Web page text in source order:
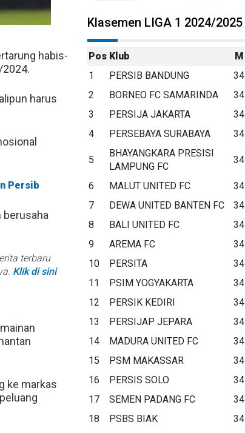
habis-
2024.
harus
Persib
berusaha
terbaru
Klik di sini
ke markas
Klasemen LIGA 1 2024/2025
Pos Klub M
1
PERSIB BANDUNG 34
2
BORNEO FC SAMARINDA 34
3
PERSIJA JAKARTA 34
4
PERSEBAYA SURABAYA 34
5
BHAYANGKARA PRESISI
LAMPUNG FC
34
6 MALUT UNITED FC 34
7
DEWA UNITED BANTEN FC 34
8
BALI UNITED FC 34
9
AREMA FC 34
10
PERSITA 34
11
PSIM YOGYAKARTA 34
12
PERSIK KEDIRI 34
13
PERSIJAP JEPARA 34
14
MADURA UNITED FC 34
15
PSM MAKASSAR 34
16
PERSIS SOLO 34
17
SEMEN PADANG FC 34
18
PSBS BIAK 34